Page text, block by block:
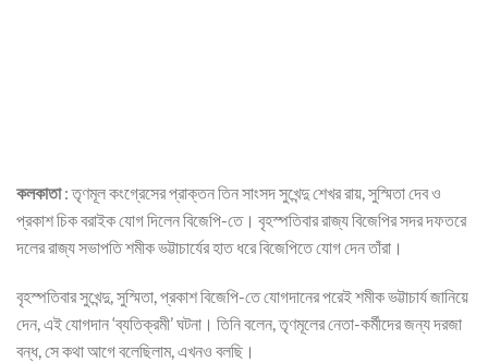
কলকাতা: তৃণমূল কংগ্রেসের প্রাক্তন তিন সাংসদ সুখেন্দু শেখর রায়, সুস্মিতা দেব ও
প্রকাশ চিক বরাইক যোগ দিলেন বিজেপি-তে। বৃহস্পতিবার রাজ্য বিজেপির সদর দফতরে
দলের রাজ্য সভাপতি শমীক ভট্টাচার্যের হাত ধরে বিজেপিতে যোগ দেন তাঁরা।
বৃহস্পতিবার সুখেন্দু, সুস্মিতা, প্রকাশ বিজেপি-তে যোগদানের পরেই শমীক ভট্টাচার্য জানিয়ে
দেন, এই যোগদান ‘ব্যতিক্রমী’ ঘটনা। তিনি বলেন, তৃণমূলের নেতা-কর্মীদের জন্য দরজা
বন্ধ, সে কথা আগে বলেছিলাম, এখনও বলছি।